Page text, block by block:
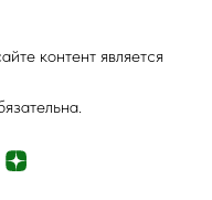
контент является